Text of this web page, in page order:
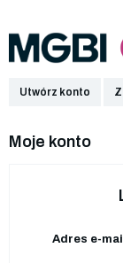
Utwórz konto
Moje konto
Adres e-